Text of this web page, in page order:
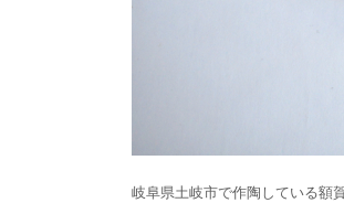
岐阜県土岐市で作陶している額